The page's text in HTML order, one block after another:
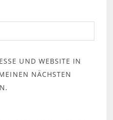
UND WEBSITE IN
NÄCHSTEN